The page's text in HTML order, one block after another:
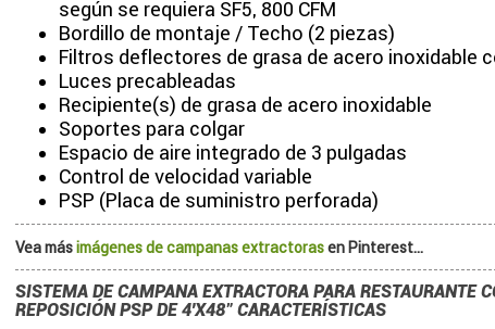
según se requiera SF5, 800 CFM
Bordillo de montaje / Techo (2 piezas)
Filtros deflectores de grasa de acero inoxidable
Luces precableadas
Recipiente(s) de grasa de acero inoxidable
Soportes para colgar
Espacio de aire integrado de 3 pulgadas
Control de velocidad variable
PSP (Placa de suministro perforada)
Vea másimágenes de campanas extractorasen Pinterest...
SISTEMA DE CAMPANA EXTRACTORA PARA RESTAURANTE
REPOSICIÓN PSP DE 4'X48" CARACTERÍSTICAS